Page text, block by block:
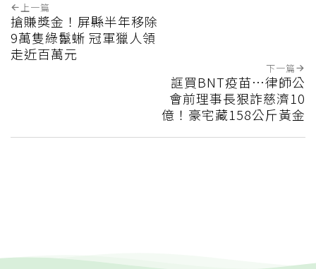
上一篇
搶賺獎金！屏縣半年移除
9萬隻綠鬣蜥 冠軍獵人領
走近百萬元
下一篇
誆買BNT疫苗…律師公
會前理事長狠詐慈濟10
億！豪宅藏158公斤黃金